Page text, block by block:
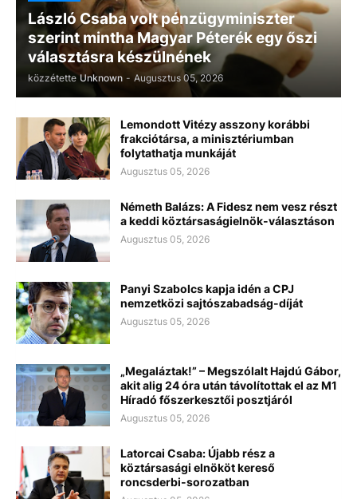
László Csaba volt pénzügyminiszter
szerint mintha Magyar Péterék egy őszi
választásra készülnének
közzétette Unknown - Augusztus 05, 2026
Lemondott Vitézy asszony korábbi
frakciótársa, a minisztériumban
folytathatja munkáját
Augusztus 05, 2026
Németh Balázs: A Fidesz nem vesz részt
a keddi köztársaságielnök-választáson
Augusztus 05, 2026
Panyi Szabolcs kapja idén a CPJ
nemzetközi sajtószabadság-díját
Augusztus 05, 2026
„Megaláztak!” – Megszólalt Hajdú Gábor,
akit alig 24 óra után távolítottak el az M1
Híradó főszerkesztői posztjáról
Augusztus 05, 2026
Latorcai Csaba: Újabb rész a
köztársasági elnököt kereső
roncsderbi-sorozatban